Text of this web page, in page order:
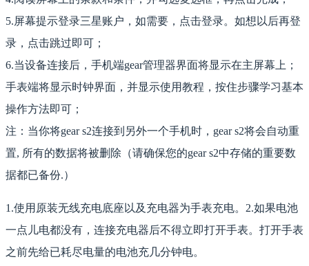
5.屏幕提示登录三星账户，如需要，点击登录。如想以后再登
录，点击跳过即可；
6.当设备连接后，手机端gear管理器界面将显示在主屏幕上；
手表端将显示时钟界面，并显示使用教程，按住步骤学习基本
操作方法即可；
注：当你将gear s2连接到另外一个手机时，gear s2将会自动重
置, 所有的数据将被删除（请确保您的gear s2中存储的重要数
据都已备份.）
1.使用原装无线充电底座以及充电器为手表充电。2.如果电池
一点儿电都没有，连接充电器后不得立即打开手表。打开手表
之前先给已耗尽电量的电池充几分钟电。